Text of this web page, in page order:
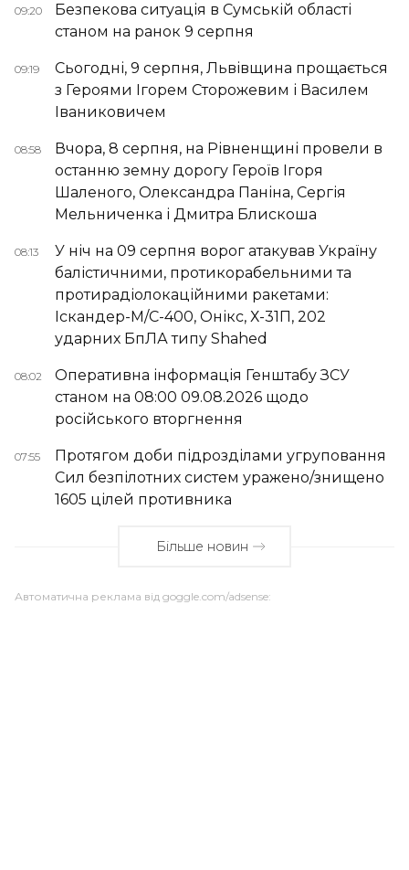
09:20
Безпекова ситуація в Сумській області
станом на ранок 9 серпня
09:19
Сьогодні, 9 серпня, Львівщина прощається
з Героями Ігорем Сторожевим і Василем
Іваниковичем
08:58
Вчора, 8 серпня, на Рівненщині провели в
останню земну дорогу Героїв Ігоря
Шаленого, Олександра Паніна, Сергія
Мельниченка і Дмитра Блискоша
08:13
У ніч на 09 серпня ворог атакував Україну
балістичними, протикорабельними та
протирадіолокаційними ракетами:
Іскандер-М/С-400, Онікс, Х-31П, 202
ударних БпЛА типу Shahed
08:02
Оперативна інформація Генштабу ЗСУ
станом на 08:00 09.08.2026 щодо
російського вторгнення
07:55
Протягом доби підрозділами угруповання
Сил безпілотних систем уражено/знищено
1605 цілей противника
Більше новин
Автоматична реклама від goggle.com/adsense: